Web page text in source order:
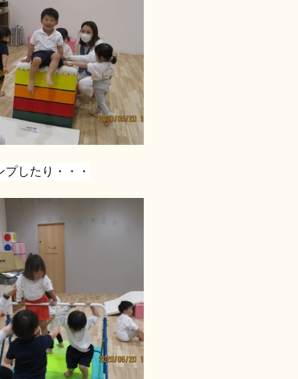
したり・・・